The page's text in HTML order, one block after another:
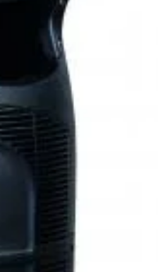
MAG: panta de crestere,
a sarmei, post gaz;
functionare 2T/4T, Bi-Level,
si mm);
ARC FORCE, anti-stick;
la
pentru pre-comenzi
Add to wishlist
sudura cu sarma cu gaz si